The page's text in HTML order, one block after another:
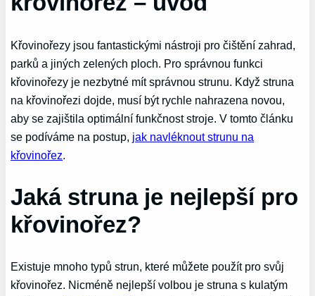
Křovinořezy jsou fantastickými nástroji pro čištění zahrad,
parků a jiných zelených ploch. Pro správnou funkci
křovinořezy je nezbytné mít správnou strunu. Když struna
na křovinořezi dojde, musí být rychle nahrazena novou,
aby se zajištila optimální funkčnost stroje. V tomto článku
se podíváme na postup, jak navléknout strunu na
křovinořez.
Jaká struna je nejlepší pro
křovinořez?
Existuje mnoho typů strun, které můžete použít pro svůj
křovinořez. Nicméně nejlepší volbou je struna s kulatým